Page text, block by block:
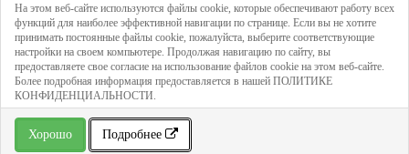
3 288 руб
ДОБАВИТЬ В КОРЗИНУ
» В избранное
На этом веб-сайте используются файлы cookie, которые обеспечивают работу всех
функций для наиболее эффективной навигации по странице. Если вы не хотите
принимать постоянные файлы cookie, пожалуйста, выберите соответствующие
настройки на своем компьютере. Продолжая навигацию по сайту, вы
предоставляете свое согласие на использование файлов cookie на этом веб-сайте.
Более подробная информация предоставляется в нашей ПОЛИТИКЕ
КОНФИДЕНЦИАЛЬНОСТИ.
Хорошо Подробнее